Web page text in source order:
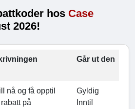
hos Case
2026!
Går ut den
nå og få opptil
på
Gyldig
Inntil